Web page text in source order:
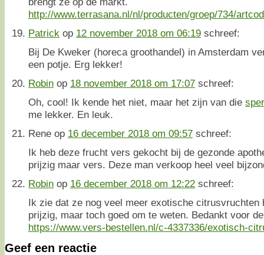
http://www.terrasana.nl/nl/producten/groep/734/
Patrick op 12 november 2018 om 06:19 schreef:
Bij De Kweker (horeca groothandel) in Amsterdam
een potje. Erg lekker!
Robin op 18 november 2018 om 17:07 schreef:
Oh, cool! Ik kende het niet, maar het zijn van die
me lekker. En leuk.
Rene op 16 december 2018 om 09:57 schreef:
Ik heb deze frucht vers gekocht bij de gezonde
prijzig maar vers. Deze man verkoop heel veel
Robin op 16 december 2018 om 12:22 schreef:
Ik zie dat ze nog veel meer exotische citrusvruchten
prijzig, maar toch goed om te weten. Bedankt voor
https://www.vers-bestellen.nl/c-4337336/exotisch-
Geef een reactie